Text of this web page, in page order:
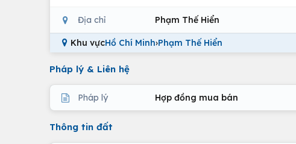
Địa chỉ Phạm Thế Hiển
Khu vựcHồ Chí Minh›Phạm Thế Hiển
Pháp lý & Liên hệ
Pháp lý Hợp đồng mua bán
Thông tin đất